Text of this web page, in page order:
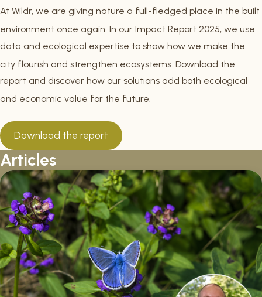
At Wildr, we are giving nature a full-fledged place in the built
environment once again. In our Impact Report 2025, we use
data and ecological expertise to show how we make the
city flourish and strengthen ecosystems. Download the
report and discover how our solutions add both ecological
and economic value for the future.
Download the report
Articles